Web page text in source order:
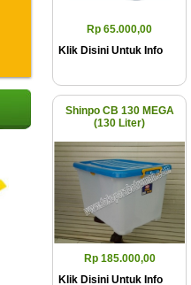
Rp 65.000,00
Klik Disini Untuk Info
Shinpo CB 130 MEGA
(130 Liter)
Rp 185.000,00
Klik Disini Untuk Info